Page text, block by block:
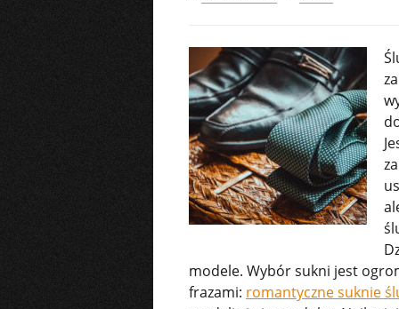
modele. Wybór sukni jest
frazami: romantyczne suknie